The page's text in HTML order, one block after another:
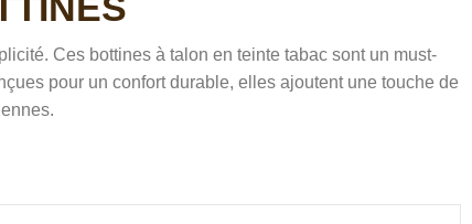
Ces bottines à talon en teinte tabac sont un must-
pour un confort durable, elles ajoutent une touche de